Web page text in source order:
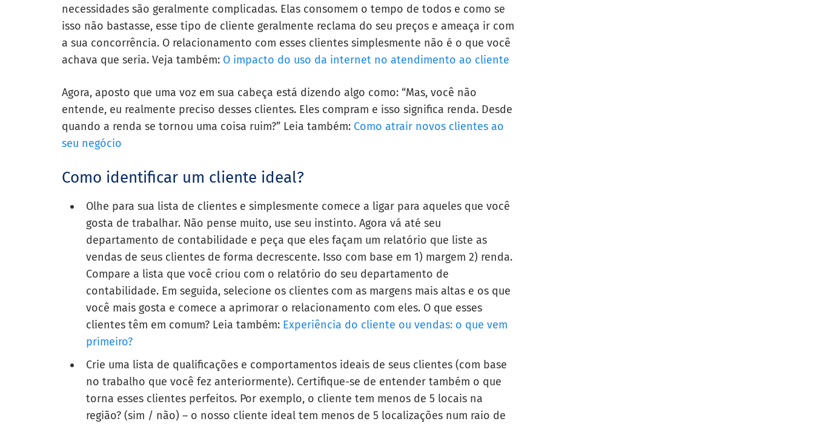
necessidades são geralmente complicadas. Elas consomem o tempo de todos e como se
isso não bastasse, esse tipo de cliente geralmente reclama do seu preços e ameaça ir com
a sua concorrência. O relacionamento com esses clientes simplesmente não é o que você
achava que seria. Veja também: O impacto do uso da internet no atendimento ao cliente
Agora, aposto que uma voz em sua cabeça está dizendo algo como: “Mas, você não
entende, eu realmente preciso desses clientes. Eles compram e isso significa renda. Desde
quando a renda se tornou uma coisa ruim?” Leia também: Como atrair novos clientes ao
seu negócio
Como identificar um cliente ideal?
Olhe para sua lista de clientes e simplesmente comece a ligar para aqueles que você
gosta de trabalhar. Não pense muito, use seu instinto. Agora vá até seu
departamento de contabilidade e peça que eles façam um relatório que liste as
vendas de seus clientes de forma decrescente. Isso com base em 1) margem 2) renda.
Compare a lista que você criou com o relatório do seu departamento de
contabilidade. Em seguida, selecione os clientes com as margens mais altas e os que
você mais gosta e comece a aprimorar o relacionamento com eles. O que esses
clientes têm em comum? Leia também: Experiência do cliente ou vendas: o que vem
primeiro?
Crie uma lista de qualificações e comportamentos ideais de seus clientes (com base
no trabalho que você fez anteriormente). Certifique-se de entender também o que
torna esses clientes perfeitos. Por exemplo, o cliente tem menos de 5 locais na
região? (sim / não) – o nosso cliente ideal tem menos de 5 localizações num raio de